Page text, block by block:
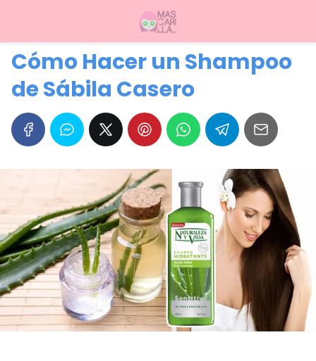
Cómo Hacer un Shampoo
de Sábila Casero